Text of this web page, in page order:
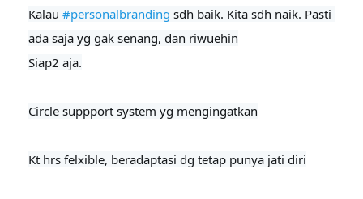
Kalau #personalbranding sdh baik. Kita sdh naik. Pasti
ada saja yg gak senang, dan riwuehin
Siap2 aja.
Circle suppport system yg mengingatkan
Kt hrs felxible, beradaptasi dg tetap punya jati diri